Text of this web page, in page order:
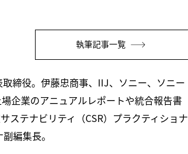
執筆記事一覧
締役。伊藤忠商事、IIJ、ソニー、ソニー
企業のアニュアルレポートや統合報告書
ステナビリティ（CSR）プラクティショナ
編集長。